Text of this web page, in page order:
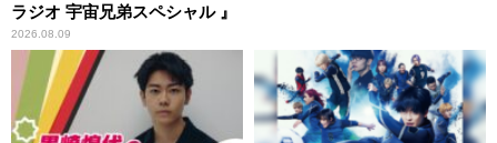
ラジオ 宇宙兄弟スペシャル 』
2026.08.09